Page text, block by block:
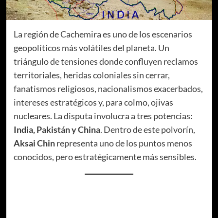
La región de Cachemira es uno de los escenarios
geopolíticos más volátiles del planeta. Un
triángulo de tensiones donde confluyen reclamos
territoriales, heridas coloniales sin cerrar,
fanatismos religiosos, nacionalismos exacerbados,
intereses estratégicos y, para colmo, ojivas
nucleares. La disputa involucra a tres potencias:
India, Pakistán y China. Dentro de este polvorín,
Aksai Chinrepresenta uno de los puntos menos
conocidos, pero estratégicamente más sensibles.